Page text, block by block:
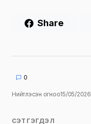
Share
0
Нийтлэсэн огноо15/05/2026
СЭТГЭГДЭЛ